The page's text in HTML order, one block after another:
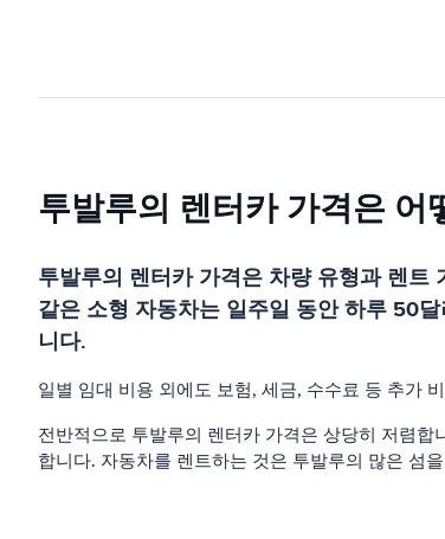
투발루의 렌터카 가격은 어
투발루의 렌터카 가격은 차량 유형과 렌
같은 소형 자동차는 일주일 동안 하루 50
니다.
일별 임대 비용 외에도 보험, 세금, 수수료 등 추가
전반적으로 투발루의 렌터카 가격은 상당히 저렴
합니다. 자동차를 렌트하는 것은 투발루의 많은 섬